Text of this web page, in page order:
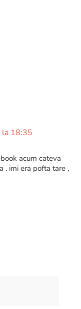
18:35
acum cateva
. imi era pofta tare ,